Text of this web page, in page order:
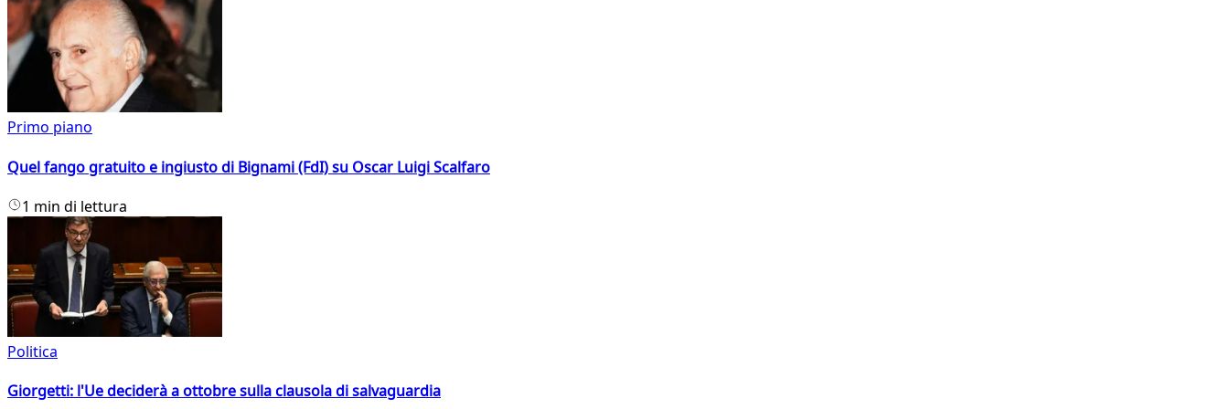
Primo piano
Quel fango gratuito e ingiusto di Bignami (FdI) su Oscar Luigi Scalfaro
1 min di lettura
Politica
Giorgetti: l'Ue deciderà a ottobre sulla clausola di salvaguardia